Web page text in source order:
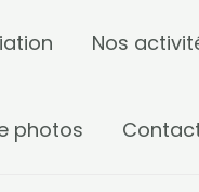
Nos
photos